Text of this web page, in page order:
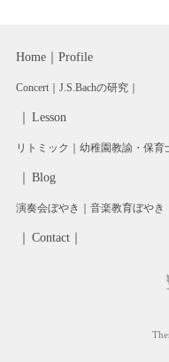
Home Profile
Concert J.S.Bachの研究
Lesson
リトミック 幼稚園教諭・保育
Blog
演奏会ぼやき 音楽教育ぼやき
Contact